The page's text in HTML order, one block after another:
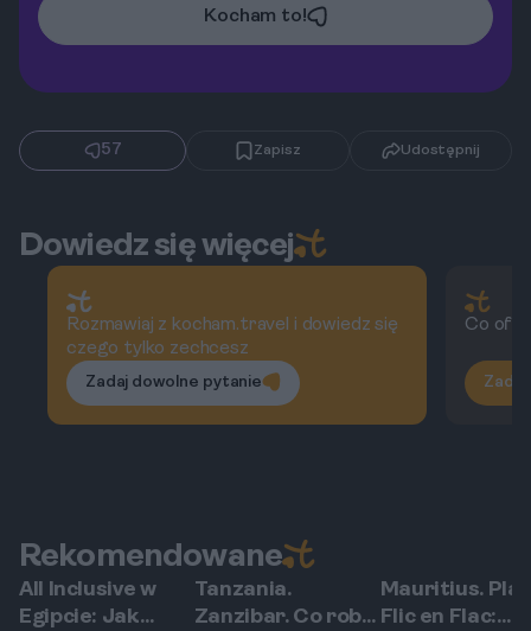
Kocham to!
57 Zapisz Udostępnij
Dowiedz się więcej
Rozmawiaj z kocham.travel i dowiedz się
czego tylko zechcesz
Zadaj dowolne pytanie
Co
Rekomendowane
Egipt
All Inclusive w
Egipcie: Jak
Paje
Tanzania.
Zanzibar. Co robić
Flic en Flac
Mauritius.
Flic en Flac: